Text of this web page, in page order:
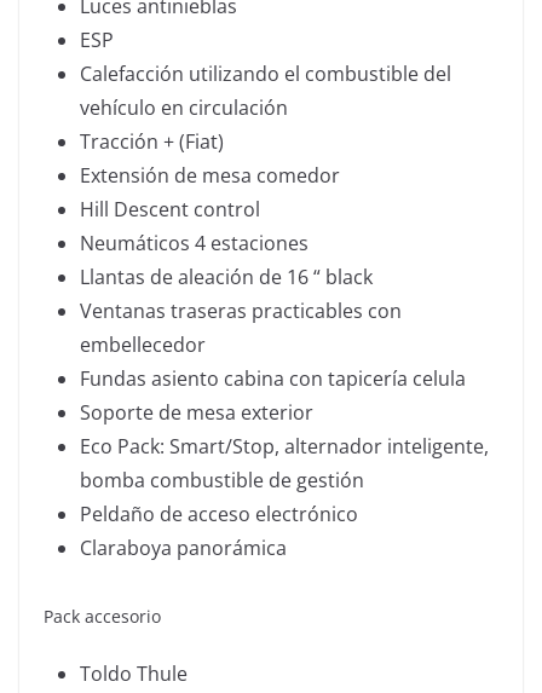
Luces antinieblas
ESP
Calefacción utilizando el combustible del
vehículo en circulación
Tracción + (Fiat)
Extensión de mesa comedor
Hill Descent control
Neumáticos 4 estaciones
Llantas de aleación de 16 “ black
Ventanas traseras practicables con
embellecedor
Fundas asiento cabina con tapicería celula
Soporte de mesa exterior
Eco Pack: Smart/Stop, alternador inteligente,
bomba combustible de gestión
Peldaño de acceso electrónico
Claraboya panorámica
Pack accesorio
Toldo Thule